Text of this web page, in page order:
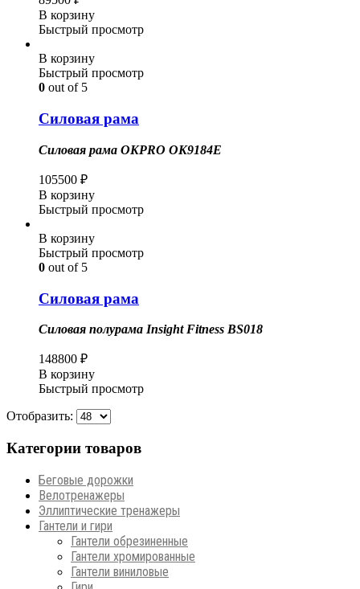
В корзину
Быстрый просмотр
В корзину
Быстрый просмотр
0 out of 5
Силовая рама
Силовая рама OKPRO OK9184E
105500 ₽
В корзину
Быстрый просмотр
В корзину
Быстрый просмотр
0 out of 5
Силовая рама
Силовая полурама Insight Fitness BS018
148800 ₽
В корзину
Быстрый просмотр
Отобразить:
Категории товаров
Беговые дорожки
Велотренажеры
Эллиптические тренажеры
Гантели и гири
Гантели обрезиненные
Гантели хромированные
Гантели виниловые